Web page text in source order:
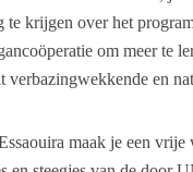
te krijgen over het
om meer te
verbazingwekkende en
maak je een